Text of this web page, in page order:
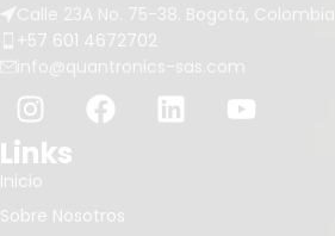
Calle 23A No. 75-38. Bogotá, Colombia
+57 601 4672702
info@quantronics-sas.com
Links
Inicio
Sobre Nosotros